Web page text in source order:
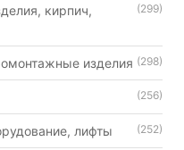
кирпич,
(299)
изделия (298)
(256)
лифты (252)